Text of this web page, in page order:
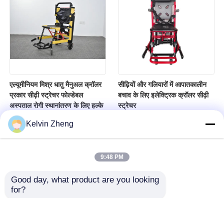
एल्यूमीनियम मिश्र धातु मैनुअल क्रॉलर
प्रकार सीढ़ी स्ट्रेचर फोल्डेबल
अस्पताल रोगी स्थानांतरण के लिए हल्के
सीढ़ियों और गलियारों में आपातकालीन
बचाव के लिए इलेक्ट्रिक क्रॉलर सीढ़ी
स्ट्रेचर
Kelvin Zheng
9:48 PM
Good day, what product are you looking
for?